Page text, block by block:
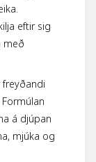
eftir sig
með
freyðandi
á djúpan
mjúka og